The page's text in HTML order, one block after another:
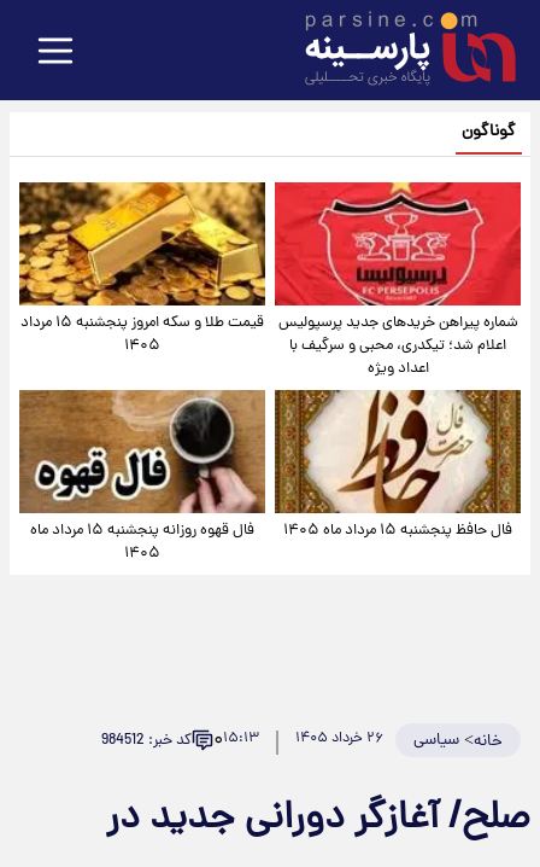
گوناگون
شماره پیراهن خریدهای جدید پرسپولیس
اعلام شد؛ تیکدری، محبی و سرگیف با
اعداد ویژه
قیمت طلا و سکه امروز پنجشنبه ۱۵ مرداد
۱۴۰۵
فال حافظ پنجشنبه ۱۵ مرداد ماه ۱۴۰۵
فال قهوه روزانه پنجشنبه ۱۵ مرداد ماه
۱۴۰۵
خانه>سیاسی ۲۶ خرداد ۱۴۰۵ ۱۵:۱۳۰ کد خبر: 984512
صلح/ آغازگر دورانی جدید در